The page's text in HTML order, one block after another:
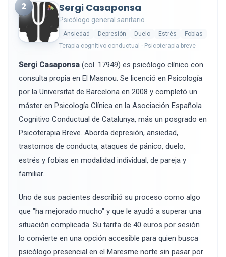
2 Sergi Casaponsa
Psicólogo general sanitario
Ansiedad Depresión Duelo Estrés
Fobias
Terapia cognitivo-conductual · Psicoterapia breve
Sergi Casaponsa (col. 17949) es psicólogo clínico con
consulta propia en El Masnou. Se licenció en Psicología
por la Universitat de Barcelona en 2008 y completó un
máster en Psicología Clínica en la Asociación Española
Cognitivo Conductual de Catalunya, más un posgrado en
Psicoterapia Breve. Aborda depresión, ansiedad,
trastornos de conducta, ataques de pánico, duelo,
estrés y fobias en modalidad individual, de pareja y
familiar.
Uno de sus pacientes describió su proceso como algo
que "ha mejorado mucho" y que le ayudó a superar una
situación complicada. Su tarifa de 40 euros por sesión
lo convierte en una opción accesible para quien busca
psicólogo presencial en el Maresme norte sin pasar por